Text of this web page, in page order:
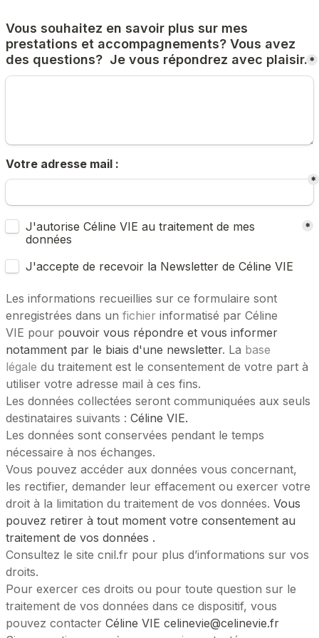
Vous souhaitez en savoir plus sur mes
prestations et accompagnements? Vous avez
des questions?  Je vous répondrez avec plaisir. *
Votre adresse mail :
*
Untitled checkboxes field
J'autorise Céline VIE au traitement de mes
données
*
J'accepte de recevoir la Newsletter de Céline VIE
Les informations recueillies sur ce formulaire sont
enregistrées dans un fichier informatisé par Céline
VIE pour pouvoir vous répondre et vous informer
notamment par le biais d'une newsletter. La base
légale du traitement est le consentement de votre part à
utiliser votre adresse mail à ces fins.
Les données collectées seront communiquées aux seuls
destinataires suivants : Céline VIE.
Les données sont conservées pendant le temps
nécessaire à nos échanges.
Vous pouvez accéder aux données vous concernant,
les rectifier, demander leur effacement ou exercer votre
droit à la limitation du traitement de vos données. Vous
pouvez retirer à tout moment votre consentement au
traitement de vos données .
Consultez le site cnil.fr pour plus d’informations sur vos
droits.
Pour exercer ces droits ou pour toute question sur le
traitement de vos données dans ce dispositif, vous
pouvez contacter Céline VIE celinevie@celinevie.fr